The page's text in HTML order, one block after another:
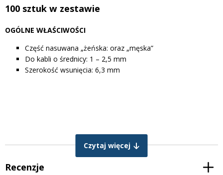
100 sztuk w zestawie
OGÓLNE WŁAŚCIWOŚCI
Część nasuwana „żeńska: oraz „męska”
Do kabli o średnicy: 1 – 2,5 mm
Szerokość wsunięcia: 6,3 mm
Czytaj więcej
Recenzje